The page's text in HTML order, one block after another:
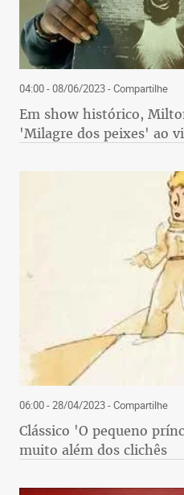
04:00 - 08/06/2023- Compartilhe
Em show histórico,
'Milagre dos peixes' ao
06:00 - 28/04/2023- Compartilhe
Clássico 'O pequeno
muito além dos clichês